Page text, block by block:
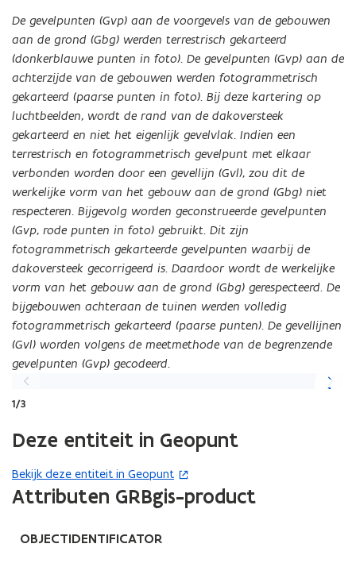
s
t
e
r
)
De gevelpunten (Gvp) aan de voorgevels van de gebouwen
aan de grond (Gbg) werden terrestrisch gekarteerd
(donkerblauwe punten in foto). De gevelpunten (Gvp) aan de
achterzijde van de gebouwen werden fotogrammetrisch
gekarteerd (paarse punten in foto). Bij deze kartering op
luchtbeelden, wordt de rand van de dakoversteek
gekarteerd en niet het eigenlijk gevelvlak. Indien een
terrestrisch en fotogrammetrisch gevelpunt met elkaar
verbonden worden door een gevellijn (Gvl), zou dit de
werkelijke vorm van het gebouw aan de grond (Gbg) niet
respecteren. Bijgevolg worden geconstrueerde gevelpunten
(Gvp, rode punten in foto) gebruikt. Dit zijn
fotogrammetrisch gekarteerde gevelpunten waarbij de
dakoversteek gecorrigeerd is. Daardoor wordt de werkelijke
vorm van het gebouw aan de grond (Gbg) gerespecteerd. De
bijgebouwen achteraan de tuinen werden volledig
fotogrammetrisch gekarteerd (paarse punten). De gevellijnen
(Gvl) worden volgens de meetmethode van de begrenzende
gevelpunten (Gvp) gecodeerd.
Vorige
slide
slide
1/3
Deze entiteit in Geopunt
Bekijk deze entiteit in Geopunt
(
o
Attributen GRBgis-product
OBJECTIDENTIFICATOR